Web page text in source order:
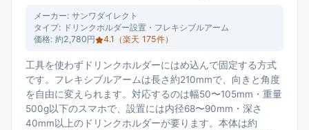
メーカー: サンワダイレクト
タイプ: ドリンクホルダー設置・フレキシブルアーム
価格: 約2,780円 4.1 （楽天 175件）
工具を使わずドリンクホルダーにはめ込んで固定する方式
です。フレキシブルアームは長さ約210mmで、向きと角度
を自由に変えられます。対応するのは幅50〜105mm・重量
500g以下のスマホで、設置には内径68〜90mm・深さ
40mm以上のドリンクホルダーが要ります。本体は約